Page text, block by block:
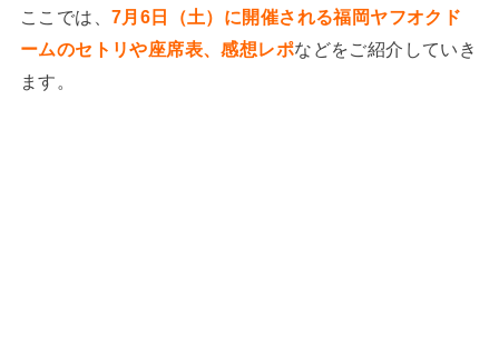
ここでは、 7月6日（土）に開催される福岡ヤフオクド
ームのセトリや座席表、感想レポなどをご紹介していき
ます。